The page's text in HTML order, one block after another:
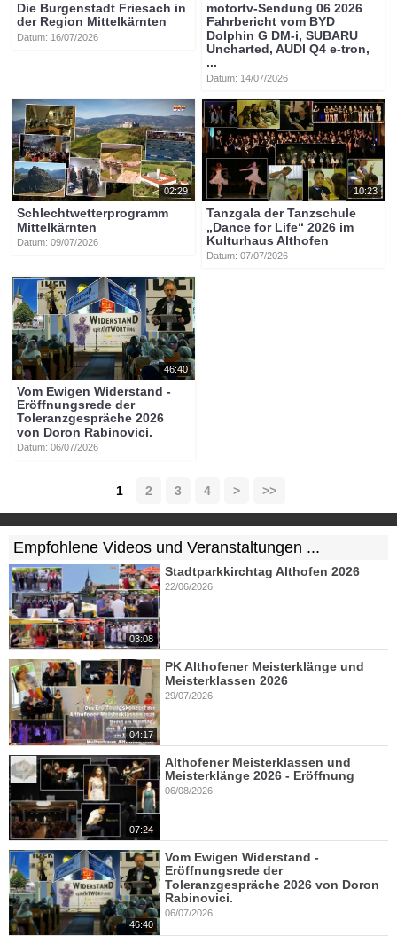
Die Burgenstadt Friesach in
der Region Mittelkärnten
Datum: 16/07/2026
motortv-Sendung 06 2026
Fahrbericht vom BYD
Dolphin G DM-i, SUBARU
Uncharted, AUDI Q4 e-tron,
...
Datum: 14/07/2026
02:29
Schlechtwetterprogramm
Mittelkärnten
Datum: 09/07/2026
10:23
Tanzgala der Tanzschule
„Dance for Life“ 2026 im
Kulturhaus Althofen
Datum: 07/07/2026
46:40
Vom Ewigen Widerstand -
Eröffnungsrede der
Toleranzgespräche 2026
von Doron Rabinovici.
Datum: 06/07/2026
1 2 3 4 > >>
Empfohlene Videos und Veranstaltungen ...
03:08
Stadtparkkirchtag Althofen 2026
22/06/2026
04:17
PK Althofener Meisterklänge und
Meisterklassen 2026
29/07/2026
07:24
Althofener Meisterklassen und
Meisterklänge 2026 - Eröffnung
06/08/2026
46:40
Vom Ewigen Widerstand -
Eröffnungsrede der
Toleranzgespräche 2026 von Doron
Rabinovici.
06/07/2026